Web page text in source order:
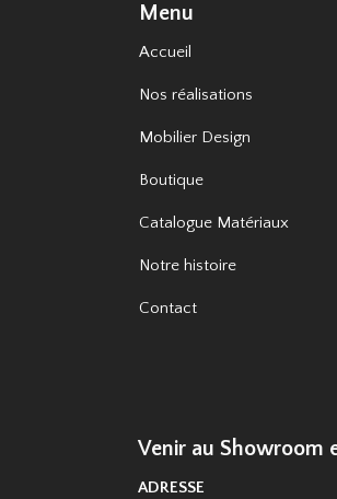
Menu
Accueil
Nos réalisations
Mobilier Design
Boutique
Catalogue Matériaux
Notre histoire
Contact
Venir au Showroom
ADRESSE